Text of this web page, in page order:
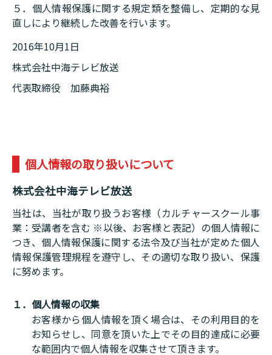
５．個人情報保護に関する規定類を整備し、定期的な見
直しにより継続した改善を行います。
2016年10月1日
株式会社中海テレビ放送
代表取締役 加藤典裕
個人情報の取り扱いについて
株式会社中海テレビ放送
当社は、当社が取り扱うお客様（カルチャースクール事
業：受講者を含む ※以後、お客様と表記）の個人情報に
つき、個人情報保護に関する法令及び当社が定めた個人
情報保護管理規程を遵守し、その適切な取り扱い、保護
に努めます。
１．個人情報の収集
お客様から個人情報を頂く場合は、その利用目的を
お知らせし、同意を頂いた上でその目的達成に必要
な範囲内で個人情報を収集させて頂きます。